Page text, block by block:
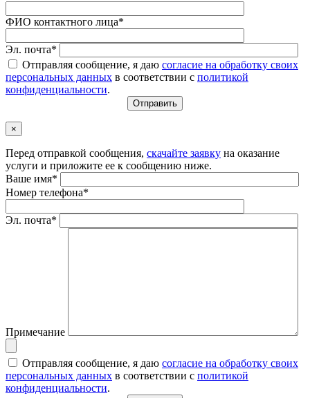
ФИО контактного лица*
Эл. почта*
Отправляя сообщение, я даю согласие на обработку своих
персональных данных в соответствии с политикой
конфиденциальности.
×
Перед отправкой сообщения, скачайте заявку на оказание
услуги и приложите ее к сообщению ниже.
Ваше имя*
Номер телефона*
Эл. почта*
Примечание
Отправляя сообщение, я даю согласие на обработку своих
персональных данных в соответствии с политикой
конфиденциальности.